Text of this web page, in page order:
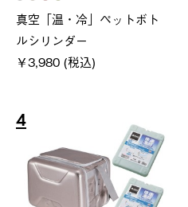
真空「温・冷」ペットボト
ルシリンダー
￥3,980 (税込)
4